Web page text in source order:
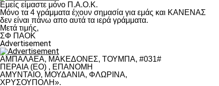
Εμείς είμαστε μόνο Π.Α.Ο.Κ.
Μόνο τα 4 γράμματα έχουν σημασία για εμάς και ΚΑΝΕΝΑΣ
δεν είναι πάνω απο αυτά τα ιερά γράμματα.
Μετά τιμής,
ΣΦ ΠΑΟΚ
Advertisement
ΑΜΠΑΛΑΕΑ, ΜΑΚΕΔΟΝΕΣ, ΤΟΥΜΠΑ, #031#
ΠΕΡΑΙΑ (ΕΟ) , ΕΠΑΝΟΜΗ
ΑΜΥΝΤΑΙΟ, ΜΟΥΔΑΝΙΑ, ΦΛΩΡΙΝΑ,
ΧΡΥΣΟΥΠΟΛΗ».